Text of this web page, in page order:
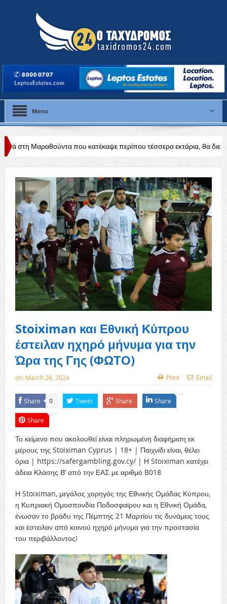
Menu
που κατέκαψε περίπου τέσσερα εκτάρια, θα διερευνηθούν τα αίτια
Stoiximan και Εθνική Κύπρου
έστειλαν ηχηρό μήνυμα για την
Ώρα της Γης (ΦΩΤΟ)
on: March 26, 2024 Print Email
Share 0 Tweet Share Share
Share
Το κείμενο που ακολουθεί είναι πληρωμένη διαφήμιση εκ
μέρους της Stoiximan Cyprus | 18+ | Παιχνίδι είναι, θέλει
όρια | https://safergambling.gov.cy/ | Η Stoiximan κατέχει
άδεια Κλάσης Β’ από την ΕΑΣ με αριθμό B018
Η Stoiximan, μεγάλος χορηγός της Εθνικής Ομάδας Κύπρου,
η Κυπριακή Ομοσπονδία Ποδοσφαίρου και η Εθνική Ομάδα,
ένωσαν τοβράδυ της Πέμπτης 21 Μαρτίου τις δυνάμεις τους
καιέστειλαν από κοινού ηχηρό μήνυμαγια την προστασία
του περιβάλλοντος!